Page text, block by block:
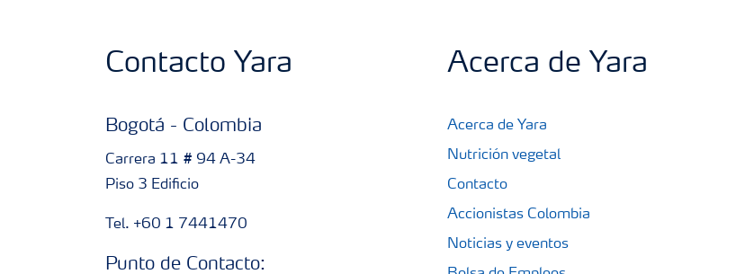
Contacto Yara
Bogotá - Colombia
Carrera 11 # 94 A-34
Piso 3 Edificio
Tel. +60 1 7441470
Punto de Contacto:
Acerca de Yara
Acerca de Yara
Nutrición vegetal
Contacto
Accionistas Colombia
Noticias y eventos